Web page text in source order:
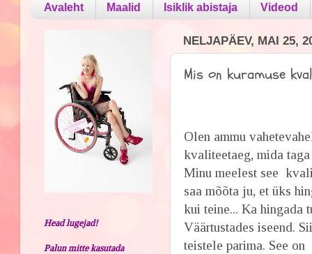
Avaleht Maalid Isiklik abistaja Videod
NELJAPÄEV, MAI 25,
Mis on kuramuse
Olen ammu
kvaliteetaeg, mida taga
Minu meelest see
saa mõõta ju, et üks
kui teine... Ka hingada
Väärtustades iseend.
teistele parima. See
Head lugejad!
Palun mitte kasutada